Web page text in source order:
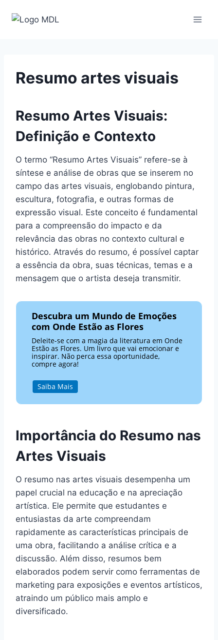
para
Resumo artes visuais
Resumo Artes Visuais:
Definição e Contexto
O termo “Resumo Artes Visuais” refere-se à
síntese e análise de obras que se inserem no
campo das artes visuais, englobando pintura,
escultura, fotografia, e outras formas de
expressão visual. Este conceito é fundamental
para a compreensão do impacto e da
relevância das obras no contexto cultural e
histórico. Através do resumo, é possível captar
a essência da obra, suas técnicas, temas e a
mensagem que o artista deseja transmitir.
Descubra um Mundo de Emoções
com Onde Estão as Flores
Deleite-se com a magia da literatura em Onde
Estão as Flores. Um livro que vai emocionar e
inspirar. Não perca essa oportunidade,
compre agora!
Saiba Mais
Importância do Resumo nas
Artes Visuais
O resumo nas artes visuais desempenha um
papel crucial na educação e na apreciação
artística. Ele permite que estudantes e
entusiastas da arte compreendam
rapidamente as características principais de
uma obra, facilitando a análise crítica e a
discussão. Além disso, resumos bem
elaborados podem servir como ferramentas de
marketing para exposições e eventos artísticos,
atraindo um público mais amplo e
diversificado.